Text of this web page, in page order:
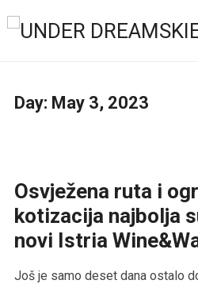
Day: May 3, 2023
Osvježena ruta i
kotizacija najbolja
novi Istria
Još je samo deset dana ostalo